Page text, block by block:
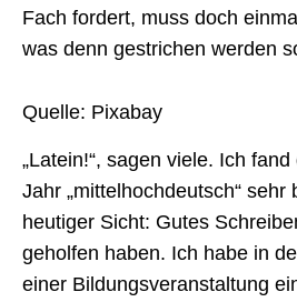
Fach fordert, muss doch
was denn gestrichen werden
Quelle: Pixabay
„Latein!“, sagen viele. Ich
Jahr „mittelhochdeutsch“ sehr
heutiger Sicht: Gutes
geholfen haben. Ich habe in
einer Bildungsveranstaltung